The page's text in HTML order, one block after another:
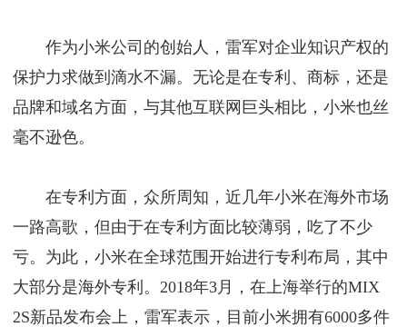
作为小米公司的创始人，雷军对企业知识产权的
保护力求做到滴水不漏。无论是在专利、商标，还是
品牌和域名方面，与其他互联网巨头相比，小米也丝
毫不逊色。
在专利方面，众所周知，近几年小米在海外市场
一路高歌，但由于在专利方面比较薄弱，吃了不少
亏。为此，小米在全球范围开始进行专利布局，其中
大部分是海外专利。2018年3月，在上海举行的MIX
2S新品发布会上，雷军表示，目前小米拥有6000多件